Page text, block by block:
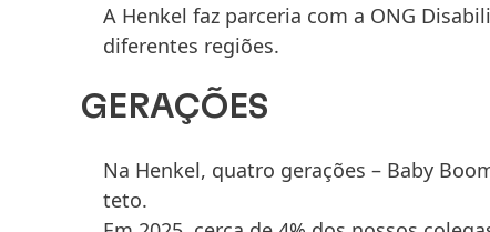
A Henkel faz parceria com a ONG
diferentes regiões.
GERAÇÕES
Na Henkel, quatro gerações – Baby
teto.